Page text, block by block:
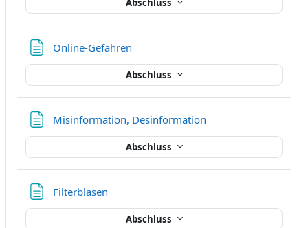
Online-Gefahren
Abschluss
Misinformation, Desinformation
Abschluss
Filterblasen
Abschluss